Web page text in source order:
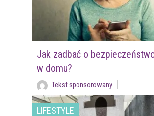
Jak zadbać o
w domu?
Tekst sponsorowany
LIFESTYLE